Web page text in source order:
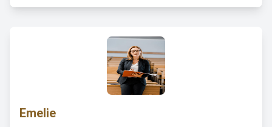
Emelie